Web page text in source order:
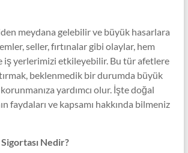
meydana gelebilir ve büyük hasarlara
seller, fırtınalar gibi olaylar, hem
iş yerlerimizi etkileyebilir. Bu tür afetlere
beklenmedik bir durumda büyük
yardımcı olur. İşte doğal
faydaları ve kapsamı hakkında bilmeniz
Nedir?